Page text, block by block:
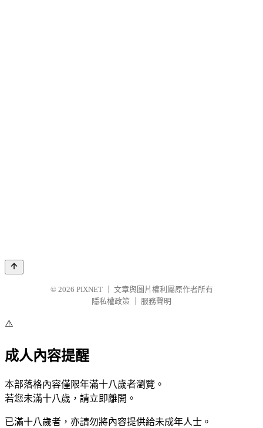
© 2026 PIXNET
文章與圖片權利屬原作者所有
隱私權政策
服務聲明
⚠️
成人內容提醒
本部落格內容僅限年滿十八歲者瀏覽。
若您未滿十八歲，請立即離開。
已滿十八歲者，亦請勿將內容提供給未成年人士。